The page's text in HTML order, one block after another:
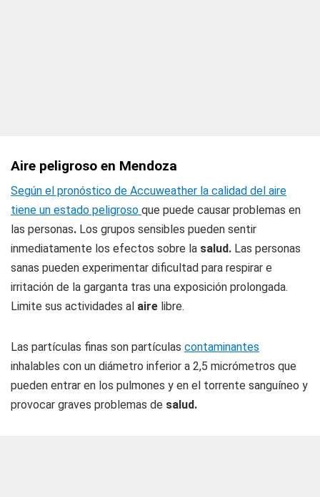
Aire peligroso en Mendoza
Según el pronóstico de Accuweather la calidad del aire
tiene un estado peligroso que puede causar problemas en
las personas. Los grupos sensibles pueden sentir
inmediatamente los efectos sobre la salud. Las personas
sanas pueden experimentar dificultad para respirar e
irritación de la garganta tras una exposición prolongada.
Limite sus actividades al aire libre.
Las partículas finas son partículas contaminantes
inhalables con un diámetro inferior a 2,5 micrómetros que
pueden entrar en los pulmones y en el torrente sanguíneo y
provocar graves problemas de salud.